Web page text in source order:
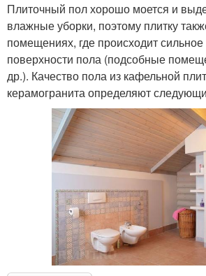
Плиточный пол хорошо моется и
влажные уборки, поэтому плитку
помещениях, где происходит сильное
поверхности пола (подсобные
др.). Качество пола из кафельной
керамогранита определяют